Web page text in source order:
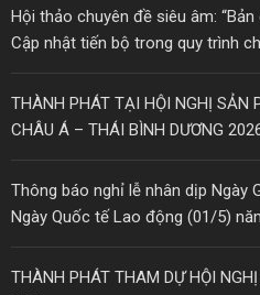
Hội thảo chuyên đề siêu âm:
Cập nhật tiến bộ trong quy trình
THÀNH PHÁT TẠI HỘI NGHỊ SẢN
CHÂU Á – THÁI BÌNH DƯƠNG
Thông báo nghỉ lễ nhân dịp Ngày
Ngày Quốc tế Lao động (01/5)
THÀNH PHÁT THAM DỰ HỘI